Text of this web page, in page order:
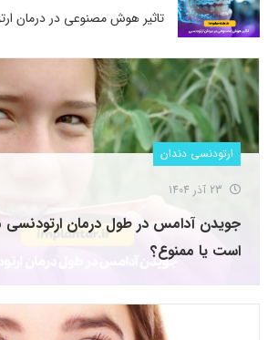
تاثیر هوش مصنوعی در درمان
ارتودنسی دندان
جویدن آدامس در طول درمان ارتودنسی
است یا ممنوع؟